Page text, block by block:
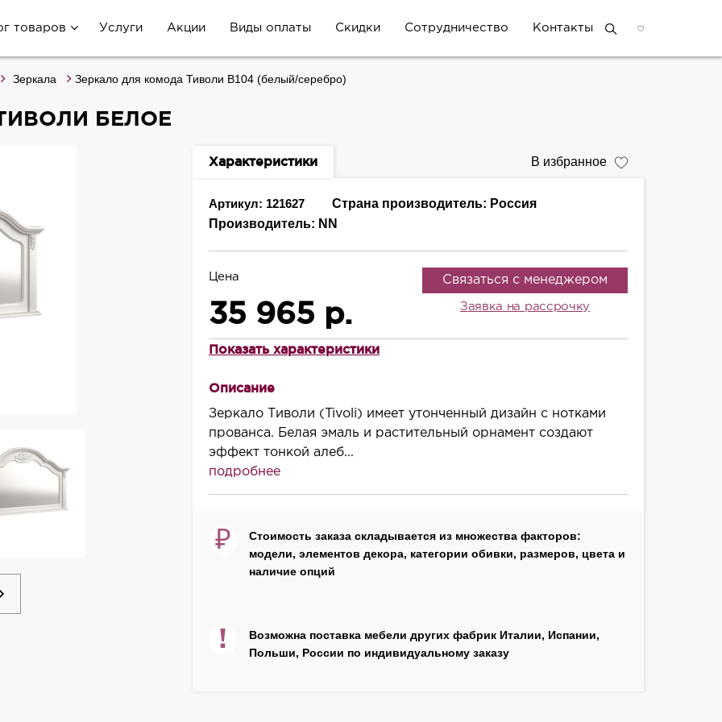
товаров Услуги Акции Виды оплаты Скидки Сотрудничество Контакты
Зеркала Зеркало для комода Тиволи B104 (белый/серебро)
БЕЛОЕ
Характеристики В избранное
Артикул: 121627 Страна производитель: Россия
Производитель: NN
Цена
35 965 р.
Связаться с менеджером
Заявка на рассрочку
Высота, мм
Ширина, мм
1380
Глубина, мм
массив бука
белый
Показать характеристики
Описание
Зеркало Тиволи (Tivoli) имеет утонченный дизайн с нотками
прованса. Белая эмаль и растительный орнамент создают
эффект тонкой алеб...
подробнее
₽
Стоимость заказа складывается из множества факторов:
модели, элементов декора, категории обивки, размеров, цвета и
наличие опций
!
Возможна поставка мебели других фабрик Италии, Испании,
Польши, России по индивидуальному заказу